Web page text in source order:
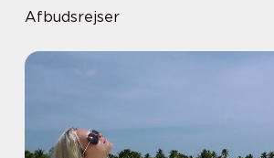
Afbudsrejser